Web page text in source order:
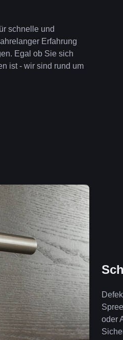
schnelle und
Erfahrung
Egal ob Sie sich
ist - wir sind rund um
oder